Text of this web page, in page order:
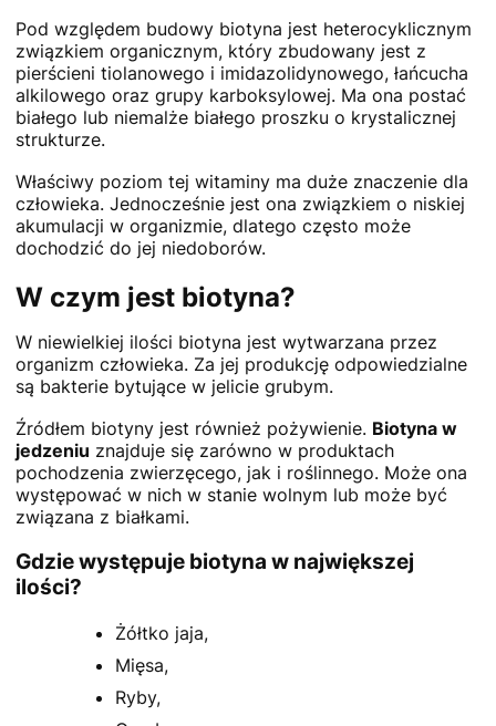
Pod względem budowy biotyna jest heterocyklicznym
związkiem organicznym, który zbudowany jest z
pierścieni tiolanowego i imidazolidynowego, łańcucha
alkilowego oraz grupy karboksylowej. Ma ona postać
białego lub niemalże białego proszku o krystalicznej
strukturze.
Właściwy poziom tej witaminy ma duże znaczenie dla
człowieka. Jednocześnie jest ona związkiem o niskiej
akumulacji w organizmie, dlatego często może
dochodzić do jej niedoborów.
W czym jest biotyna?
W niewielkiej ilości biotyna jest wytwarzana przez
organizm człowieka. Za jej produkcję odpowiedzialne
są bakterie bytujące w jelicie grubym.
Źródłem biotyny jest również pożywienie. Biotyna w
jedzeniu znajduje się zarówno w produktach
pochodzenia zwierzęcego, jak i roślinnego. Może ona
występować w nich w stanie wolnym lub może być
związana z białkami.
Gdzie występuje biotyna w największej
ilości?
Żółtko jaja,
Mięsa,
Ryby,